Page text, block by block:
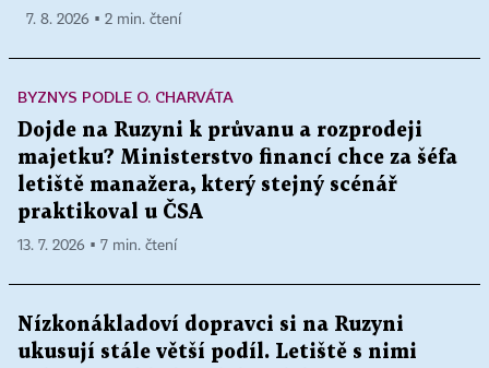
7. 8. 2026 ▪ 2 min. čtení
BYZNYS PODLE O. CHARVÁTA
Dojde na Ruzyni k průvanu a rozprodeji
majetku? Ministerstvo financí chce za šéfa
letiště manažera, který stejný scénář
praktikoval u ČSA
13. 7. 2026 ▪ 7 min. čtení
Nízkonákladoví dopravci si na Ruzyni
ukusují stále větší podíl. Letiště s nimi